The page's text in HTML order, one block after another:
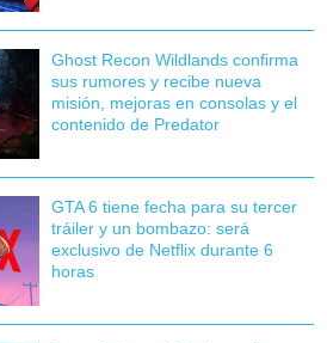
Ghost Recon Wildlands confirma
sus rumores y recibe nueva
misión, mejoras en consolas y el
contenido de Predator
GTA 6 tiene fecha para su tercer
tráiler y un bombazo: será
exclusivo de Netflix durante 6
horas